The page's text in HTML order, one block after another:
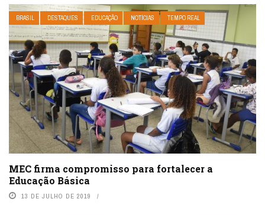
BRASIL DESTAQUES EDUCAÇÃO NOTÍCIAS TEMPO REAL
MEC firma compromisso para fortalecer a
Educação Básica
13 DE JULHO DE 2019